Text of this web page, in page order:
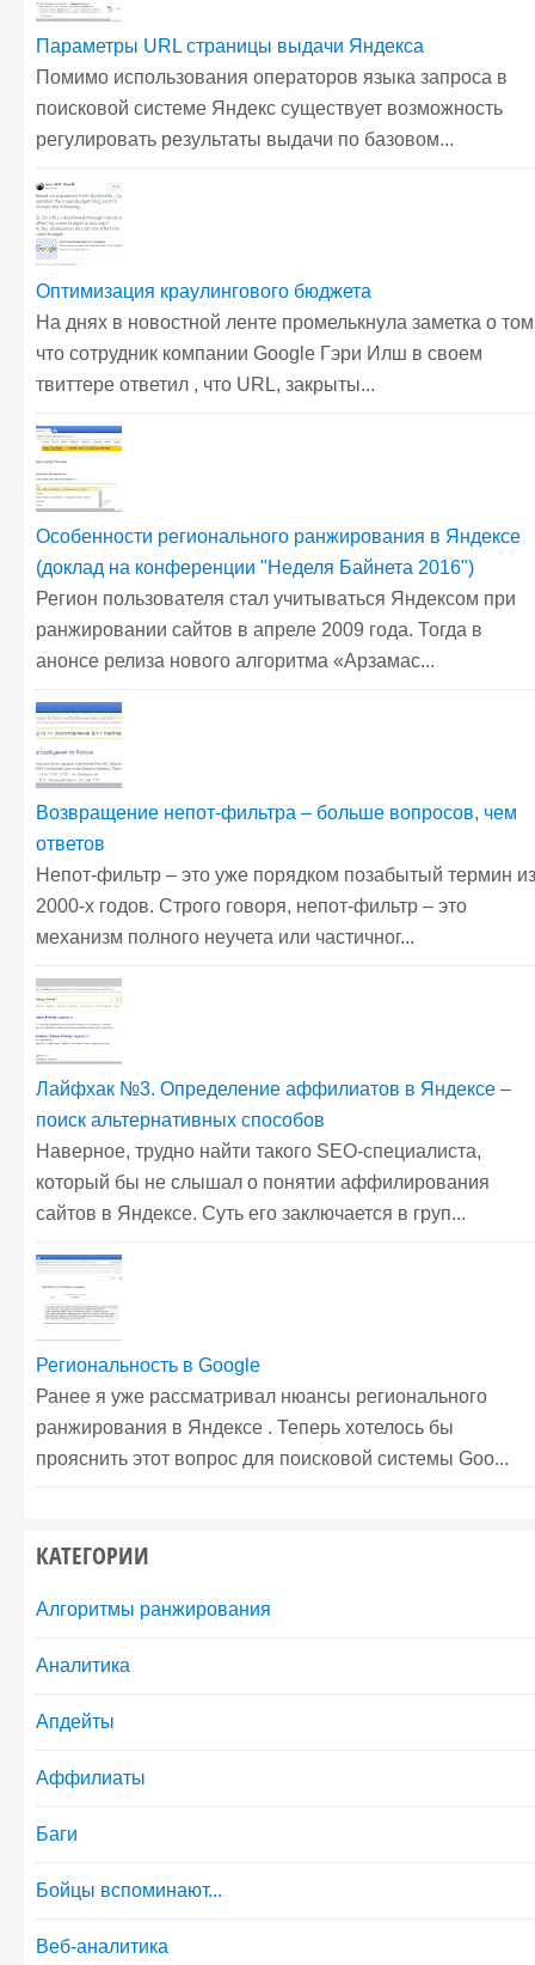
Параметры URL страницы выдачи Яндекса
Помимо использования операторов языка запроса в
поисковой системе Яндекс существует возможность
регулировать результаты выдачи по базовом...
Оптимизация краулингового бюджета
На днях в новостной ленте промелькнула заметка о
что сотрудник компании Google Гэри Илш в своем
твиттере ответил , что URL, закрыты...
Особенности регионального ранжирования в Яндексе
(доклад на конференции "Неделя Байнета 2016")
Регион пользователя стал учитываться Яндексом при
ранжировании сайтов в апреле 2009 года. Тогда в
анонсе релиза нового алгоритма «Арзамас...
Возвращение непот-фильтра – больше вопросов, чем
ответов
Непот-фильтр – это уже порядком позабытый термин из
2000-х годов. Строго говоря, непот-фильтр – это
механизм полного неучета или частичног...
Лайфхак №3. Определение аффилиатов в Яндексе –
поиск альтернативных способов
Наверное, трудно найти такого SEO-специалиста,
который бы не слышал о понятии аффилирования
сайтов в Яндексе. Суть его заключается в груп...
Региональность в Google
Ранее я уже рассматривал нюансы регионального
ранжирования в Яндексе . Теперь хотелось бы
прояснить этот вопрос для поисковой системы Goo...
КАТЕГОРИИ
Алгоритмы ранжирования
Аналитика
Апдейты
Аффилиаты
Баги
Бойцы вспоминают...
Веб-аналитика